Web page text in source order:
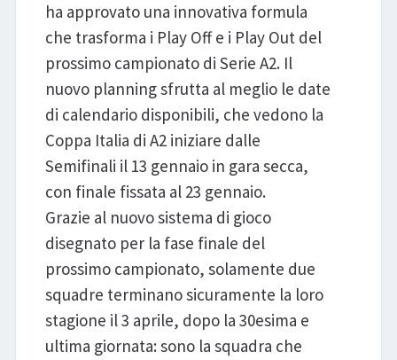
ha approvato una innovativa formula
che trasforma i Play Off e i Play Out del
prossimo campionato di Serie A2. Il
nuovo planning sfrutta al meglio le date
di calendario disponibili, che vedono la
Coppa Italia di A2 iniziare dalle
Semifinali il 13 gennaio in gara secca,
con finale fissata al 23 gennaio.
Grazie al nuovo sistema di gioco
disegnato per la fase finale del
prossimo campionato, solamente due
squadre terminano sicuramente la loro
stagione il 3 aprile, dopo la 30esima e
ultima giornata: sono la squadra che